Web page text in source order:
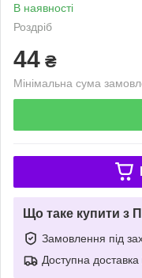
В наявності
Роздріб
44 ₴
Мінімальна сума
Що таке купити з
Замовлення під
Доступна доставка